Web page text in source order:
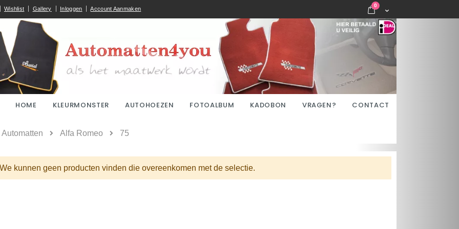
Wishlist Gallery Inloggen Account Aanmaken Cart
0 items
HOME KLEURMONSTER AUTOHOEZEN FOTOALBUM KADOBON VRAGEN? CONTACT
Automatten Alfa Romeo 75
We kunnen geen producten vinden die overeenkomen met de selectie.